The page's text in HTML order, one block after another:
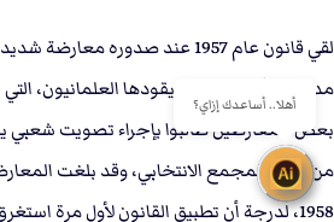
لقي قانون عام 1957 عند صدوره
مدارس الأحد التي كان يقودها العلمانيون،
بعض المعارضين طالبوا بإجراء تصويت شعبي
أهلا.. أساعدك إزاي؟